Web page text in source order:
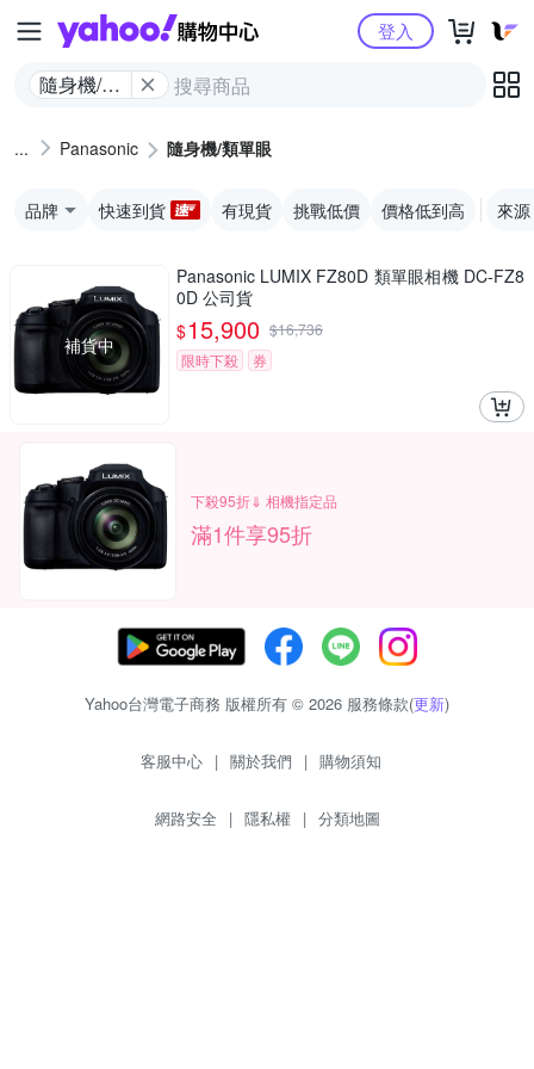
Yahoo購物中心
隨身機/類
登入
Panasonic 隨身機/類單眼
品牌 快速到貨 有現貨 挑戰低價 價格低到高 來源
補貨中
Panasonic LUMIX FZ80D 類單眼相機 DC-FZ8
0D 公司貨
$15,900 $16,736
限時下殺
券
下殺95折⇓ 相機指定品
滿1件享95折
Yahoo台灣電子商務 版權所有 © 2026 服務條款(更新)
客服中心 | 關於我們 | 購物須知
網路安全 | 隱私權 | 分類地圖